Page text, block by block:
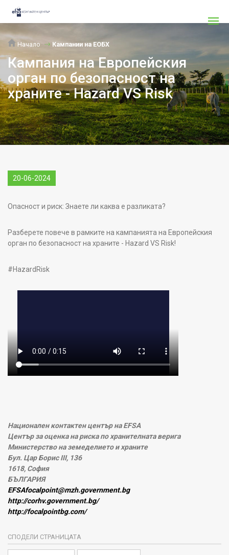
Начало Кампании на ЕОБХ
Кампания на Европейския
орган по безопасност на
храните - Hazard VS Risk
20-06-2024
Опасност и риск: Знаете ли каква е разликата?
Разберете повече в рамките на кампанията на Европейския
орган по безопасност на храните - Hazard VS Risk!
#HazardRisk
Национален контактен център на EFSA
Център за оценка на риска по хранителната верига
Министерство на земеделието и храните
Бул. Цар Борис III, 136
1618, София
БЪЛГАРИЯ
EFSAfocalpoint@mzh.government.bg
http://corhv.government.bg/
http://focalpointbg.com/
СПОДЕЛИ СТРАНИЦАТА